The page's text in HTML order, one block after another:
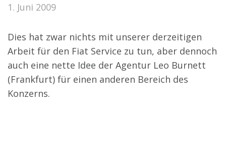
1. Juni 2009
Dies hat zwar nichts mit unserer derzeitigen
Arbeit für den Fiat Service zu tun, aber dennoch
auch eine nette Idee der Agentur Leo Burnett
(Frankfurt) für einen anderen Bereich des
Konzerns.